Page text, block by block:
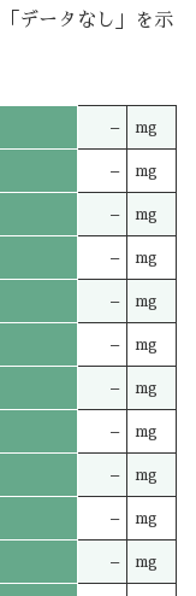
ータなし」を示
– mg
– mg
– mg
– mg
– mg
– mg
– mg
– mg
– mg
– mg
– mg